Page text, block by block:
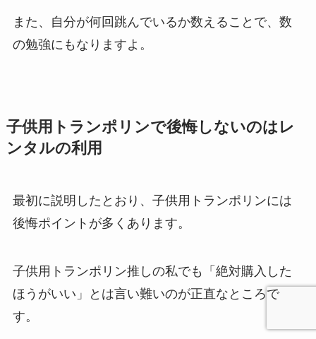
また、自分が何回跳んでいるか数えることで、数
の勉強にもなりますよ。
子供用トランポリンで後悔しないのはレ
ンタルの利用
最初に説明したとおり、子供用トランポリンには
後悔ポイントが多くあります。
子供用トランポリン推しの私でも「絶対購入した
ほうがいい」とは言い難いのが正直なところで
す。